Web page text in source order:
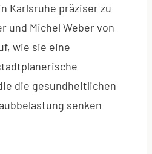
Karlsruhe präziser zu
und Michel Weber von
wie sie eine
die gesundheitlichen
senken